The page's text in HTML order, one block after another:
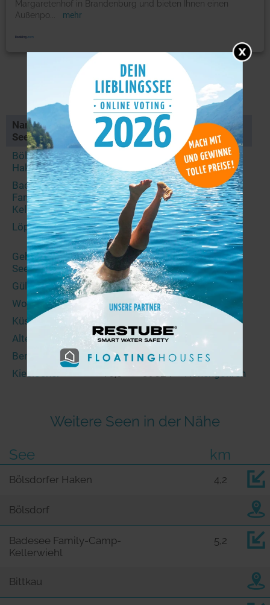
Margaretenhof in Brandenburg und bieten Ihnen einen
Außenpo
mehr
Seen in der Umgebung
Name des
Sees
Distanz
/ km
PLZ Ort
Bölsdorfer
Haken
39517 Bölsdorf
Badesee
Family-Camp-
Kellerwiehl
5,2 39517 Bittkau
Löpsche 7,0 39524
Fischbeck
(Elbe)
Gehrensche
See
13,4 39291 Ihleburg
Güldensee 15,2 39291
Ihleburg
Woltersee
15,5 39291
Ihleburg
Küster-See
39517
Kehnert
Alte Elbe
16,3 39517
Bertingen
Bertingersee
16,6 39517
Kehnert
Kieslöcher
16,6 39524 Hohengöhren
Weitere Seen in der Nähe
See
km
Bölsdorfer Haken 4,2
Bölsdorf
Badesee Family-Camp-
Kellerwiehl
5,2
Bittkau